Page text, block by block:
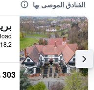
الفنادق الموصى بها
18.2 كيلومتر عن وسط المدينة
303 ﷼